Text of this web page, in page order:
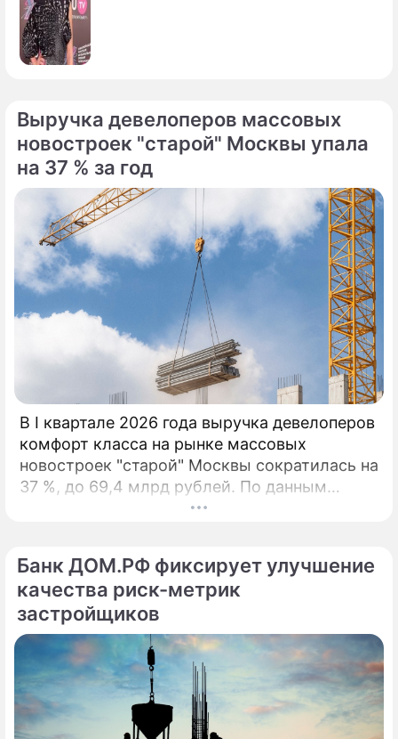
Выручка девелоперов массовых
новостроек "старой" Москвы упала
на 37 % за год
В I квартале 2026 года выручка девелоперов
комфорт класса на рынке массовых
новостроек "старой" Москвы сократилась на
37 %, до 69,4 млрд рублей. По данным
агентства "Метриум", падение связано с
месяца 2026 года дольщики приобрели 3,6
тыс.
Банк ДОМ.РФ фиксирует улучшение
качества риск-метрик
застройщиков